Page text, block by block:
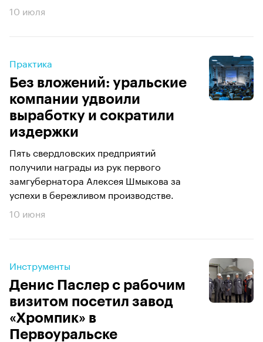
10 июля
Практика
Без вложений: уральские
компании удвоили
выработку и сократили
издержки
Пять свердловских предприятий
получили награды из рук первого
замгубернатора Алексея Шмыкова за
успехи в бережливом производстве.
10 июня
Инструменты
Денис Паслер с рабочим
визитом посетил завод
«Хромпик» в
Первоуральске